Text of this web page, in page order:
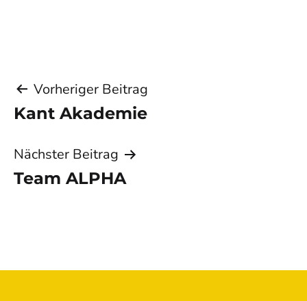
Beitragsnavigation
Vorheriger Beitrag
Kant Akademie
Nächster Beitrag
Team ALPHA